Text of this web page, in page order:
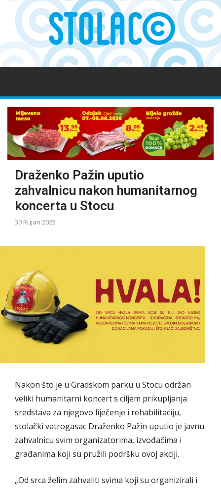
Draženko Pažin uputio
zahvalnicu nakon humanitarnog
koncerta u Stocu
30 Rujan 2025
Nakon što je u Gradskom parku u Stocu održan
veliki humanitarni koncert s ciljem prikupljanja
sredstava za njegovo liječenje i rehabilitaciju,
stolački vatrogasac Draženko Pažin uputio je javnu
zahvalnicu svim organizatorima, izvođačima i
građanima koji su pružili podršku ovoj akciji.
„Od srca želim zahvaliti svima koji su organizirali i